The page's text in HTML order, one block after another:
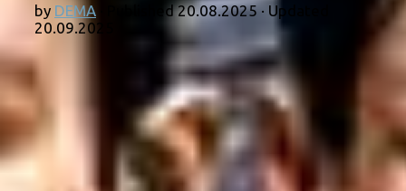
by DEMA · Published20.08.2025· Updated
20.09.2025